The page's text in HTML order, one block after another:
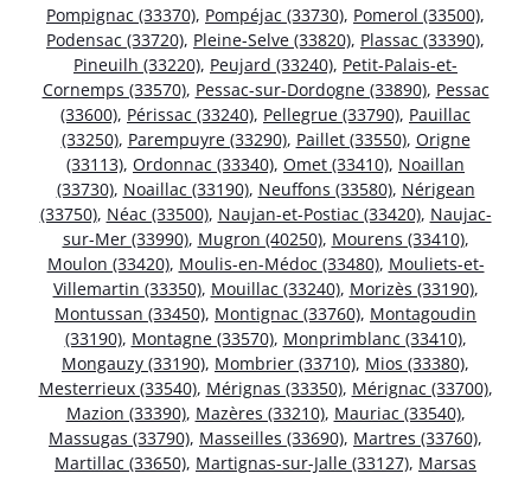
Pompignac (33370), Pompéjac (33730), Pomerol (33500),
Podensac (33720), Pleine-Selve (33820), Plassac (33390),
Pineuilh (33220), Peujard (33240), Petit-Palais-et-
Cornemps (33570), Pessac-sur-Dordogne (33890), Pessac
(33600), Périssac (33240), Pellegrue (33790), Pauillac
(33250), Parempuyre (33290), Paillet (33550), Origne
(33113), Ordonnac (33340), Omet (33410), Noaillan
(33730), Noaillac (33190), Neuffons (33580), Nérigean
(33750), Néac (33500), Naujan-et-Postiac (33420), Naujac-
sur-Mer (33990), Mugron (40250), Mourens (33410),
Moulon (33420), Moulis-en-Médoc (33480), Mouliets-et-
Villemartin (33350), Mouillac (33240), Morizès (33190),
Montussan (33450), Montignac (33760), Montagoudin
(33190), Montagne (33570), Monprimblanc (33410),
Mongauzy (33190), Mombrier (33710), Mios (33380),
Mesterrieux (33540), Mérignas (33350), Mérignac (33700),
Mazion (33390), Mazères (33210), Mauriac (33540),
Massugas (33790), Masseilles (33690), Martres (33760),
Martillac (33650), Martignas-sur-Jalle (33127), Marsas